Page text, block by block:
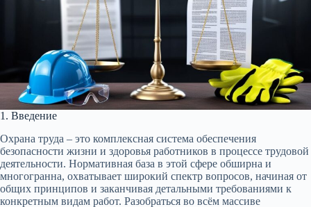
1. Введение
Охрана труда – это комплексная система обеспечения
безопасности жизни и здоровья работников в процессе трудовой
деятельности. Нормативная база в этой сфере обширна и
многогранна, охватывает широкий спектр вопросов, начиная от
общих принципов и заканчивая детальными требованиями к
конкретным видам работ. Разобраться во всём массиве